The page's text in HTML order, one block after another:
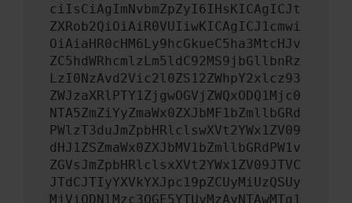
ciIsCiAgImNvbmZpZyI6IHsKICAgICJt
ZXRob2QiOiAiR0VUIiwKICAgICJ1cmwi
OiAiaHR0cHM6Ly9hcGkueC5ha3MtcHJv
ZC5hdWRhcmlzLm5ldC92MS9jbGllbnRz
LzI0NzAvd2Vic2l0ZS12ZWhpY2xlcz93
ZWJzaXRlPTY1ZjgwOGVjZWQxODQ1Mjc0
NTA5ZmZiYyZmaWx0ZXJbMF1bZmllbGRd
PWlzT3duJmZpbHRlclswXVt2YWx1ZV09
dHJ1ZSZmaWx0ZXJbMV1bZmllbGRdPW1v
ZGVsJmZpbHRlclsxXVt2YWx1ZV09JTVC
JTdCJTIyYXVkYXJpc19pZCUyMiUzQSUy
MjViODNlMzc3OGE5YTUyMzAyNTAwMTg1